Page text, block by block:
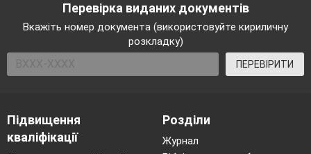
центрі перпендикуляра ставимо
циркуль,
відстань між голкою і олівцем рівнаh/2.
Спряження
дуги кола з прямою
відбувається майже аналогічно спряженню
проводимо її циркулем радіусом рівним сумі
радіусу дуги та радіуса спряження.
Перевірка виданих документів
Вкажіть номер документа (використовуйте кириличну
розкладку)
ПЕРЕВІРИТИ
Підвищення
кваліфікації
Розділи
Журнал